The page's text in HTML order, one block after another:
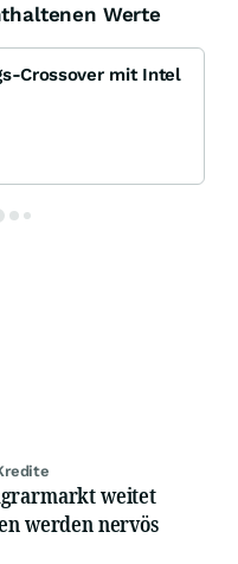
Werte
Crossover mit Intel
weitet
werden nervös